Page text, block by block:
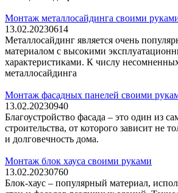
Монтаж металлосайдинга своими
13.02.20230614
Металлосайдинг является очень
материалом с высокими
характеристиками. К числу
металлосайдинга
Монтаж фасадных панелей своими
13.02.20230940
Благоустройство фасада – это один из
строительства, от которого зависит не
и долговечность дома.
Монтаж блок хауса своими руками
13.02.20230760
Блок-хаус – популярный материал,